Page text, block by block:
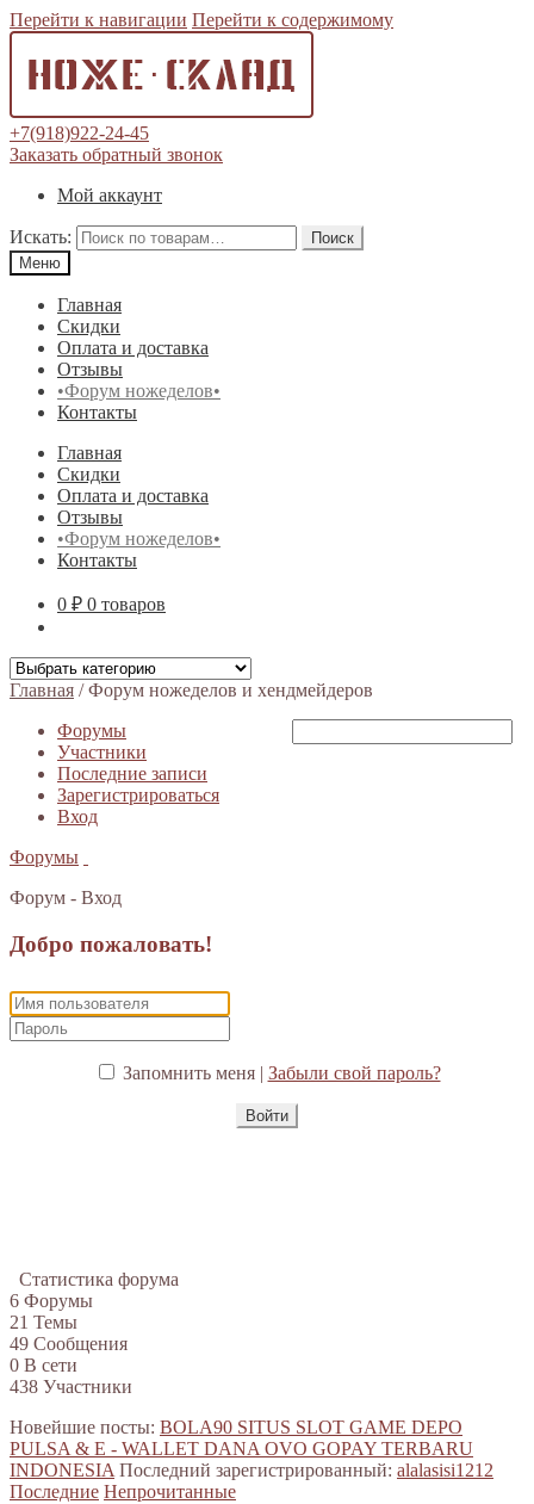
Перейти к навигации Перейти к содержимому
+7(918)922-24-45
Заказать обратный звонок
Мой аккаунт
Искать:
Поиск
Меню
Главная
Скидки
Оплата и доставка
Отзывы
•Форум ножеделов•
Контакты
Главная
Скидки
Оплата и доставка
Отзывы
•Форум ножеделов•
Контакты
0 ₽ 0 товаров
Главная /Форум ножеделов и хендмейдеров
Форумы
Участники
Последние записи
Зарегистрироваться
Вход
Форумы
Форум - Вход
Добро пожаловать!
Запомнить меня | Забыли свой пароль?
Статистика форума
6 Форумы
21 Темы
49 Сообщения
0 В сети
438 Участники
Новейшие посты: BOLA90 SITUS SLOT GAME DEPO
PULSA & E - WALLET DANA OVO GOPAY TERBARU
INDONESIA Последний зарегистрированный: alalasisi1212
Последние Непрочитанные